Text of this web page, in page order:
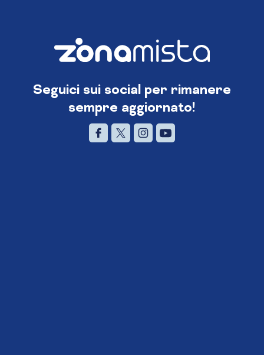
Seguici sui social per rimanere
sempre aggiornato!